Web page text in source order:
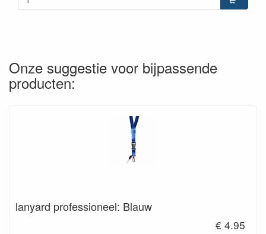
Onze suggestie voor bijpassende
producten:
lanyard professioneel: Blauw
€ 4.95